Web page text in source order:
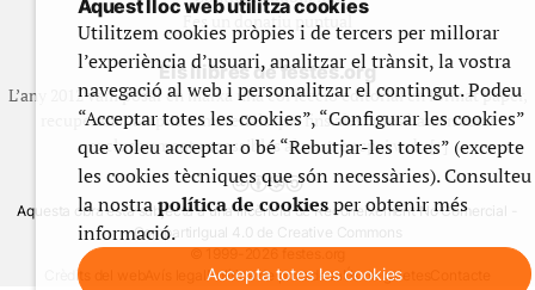
Fes un donatiu puntual
Els llibres de festes.org
L’any 2012 vam posar en marxa una col·lecció editorial en format paper,
recuperant i ampliant materials que fins aleshores havien estat
exclusivament accessibles al nostre espai web. [+]
Aquesta obra està subjecta a una llicència de Reconeixement No Comercial -
CompartirIgual 4.0 de Creative Commons
Crèdits del web
Política de privadesa Ús de galetes
Aquest lloc web utilitza cookies
Utilitzem cookies pròpies i de tercers per millorar
l’experiència d’usuari, analitzar el trànsit, la vostra
navegació al web i personalitzar el contingut. Podeu
“Acceptar totes les cookies”, “Configurar les cookies”
que voleu acceptar o bé “Rebutjar-les totes” (excepte
les cookies tècniques que són necessàries). Consulteu
la nostrapolítica de cookiesper obtenir més
informació.
Accepta totes les cookies